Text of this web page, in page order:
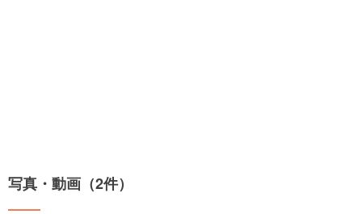
写真・動画（2件）